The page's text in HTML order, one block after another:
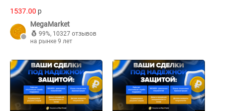
1537.00 p
MegaMarket
99%, 10327 отзывов
на рынке 9 лет